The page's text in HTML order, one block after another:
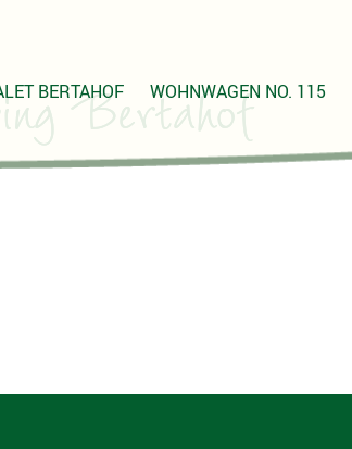
BERTAHOF WOHNWAGEN NO. 115
Bertahof